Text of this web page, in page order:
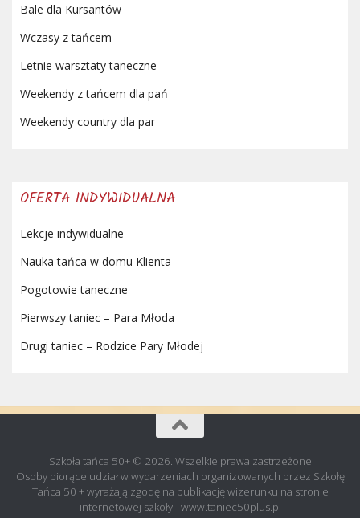
Bale dla Kursantów
Wczasy z tańcem
Letnie warsztaty taneczne
Weekendy z tańcem dla pań
Weekendy country dla par
OFERTA INDYWIDUALNA
Lekcje indywidualne
Nauka tańca w domu Klienta
Pogotowie taneczne
Pierwszy taniec – Para Młoda
Drugi taniec – Rodzice Pary Młodej
Szkoła tańca 50+ © 2026. Wszelkie prawa zastrzeżone
Osoby biorące udział w wydarzeniach organizowanych przez Szkołę
Tańca 50 + wyrażają zgodę na publikację wizerunku na stronie
internetowej szkoły - www.taniec50plus.pl